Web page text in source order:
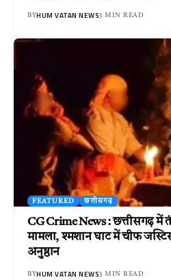
BYHUM VATAN NEWS3 MIN READ
FEATURED छत्तीसगढ़
CG Crime News : छत्तीसगढ़ में
मामला, श्मशान घाट में चीफ
अनुष्ठान
BYHUM VATAN NEWS3 MIN READ